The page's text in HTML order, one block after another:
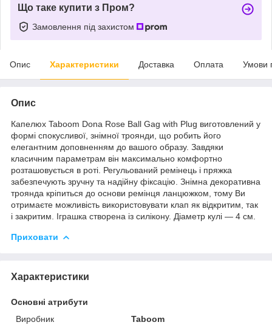
Що таке купити з Пром?
Замовлення під захистом
Опис Характеристики Доставка Оплата Умови
Опис
Капелюх Taboom Dona Rose Ball Gag with Plug виготовлений у
формі спокусливої, знімної троянди, що робить його
елегантним доповненням до вашого образу. Завдяки
класичним параметрам він максимально комфортно
розташовується в роті. Регульований ремінець і пряжка
забезпечують зручну та надійну фіксацію. Знімна декоративна
троянда кріпиться до основи ремінця ланцюжком, тому Ви
отримаєте можливість використовувати клап як відкритим, так
і закритим. Іграшка створена із силікону. Діаметр кулі — 4 см.
Приховати
Характеристики
Основні атрибути
Виробник
Taboom